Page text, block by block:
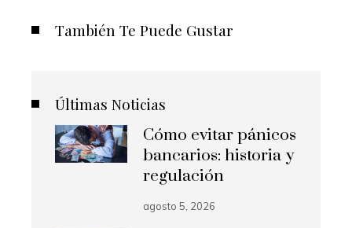
También Te Puede Gustar
Últimas Noticias
Cómo evitar pánicos
bancarios: historia y
regulación
agosto 5, 2026